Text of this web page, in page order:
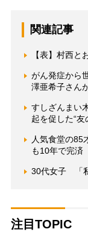
関連記事
【表】村西と
がん発症から
澤亜希子さん
すしざんまい
起を促した“友
人気食堂の85
も10年で完済
30代女子 「
注目TOPIC